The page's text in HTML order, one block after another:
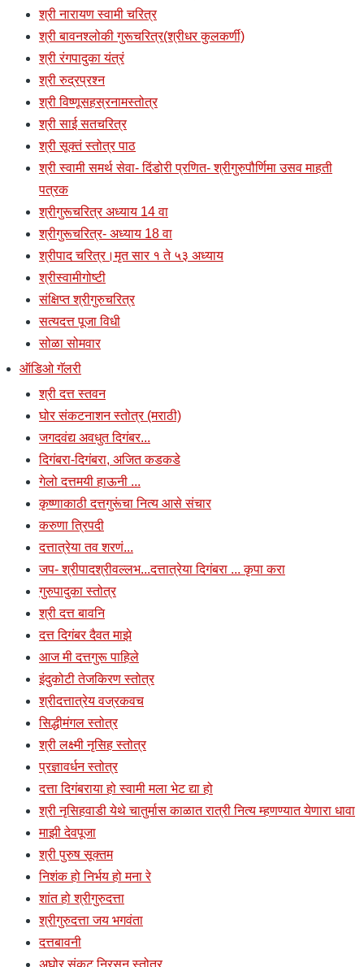
श्री नारायण स्वामी चरित्र
श्री बावनश्लोकी गुरूचरित्र(श्रीधर कुलकर्णी)
श्री रंगपादुका यंत्रं
श्री रुद्रप्रश्न
श्री विष्णूसहस्रनामस्तोत्र
श्री साई सतचरित्र
श्री सूक्तं स्तोत्र पाठ
श्री स्वामी समर्थ सेवा- दिंडोरी प्रणित- श्रीगुरुपौर्णिमा उसव माहती
पत्रक
श्रीगुरूचरित्र अध्याय 14 वा
श्रीगुरूचरित्र- अध्याय 18 वा
श्रीपाद चरित्र।मृत सार १ ते ५३ अध्याय
श्रीस्वामीगोष्टी
संक्षिप्त श्रीगुरुचरित्र
सत्यदत्त पूजा विधी
सोळा सोमवार
ऑडिओ गॅलरी
श्री दत्त स्तवन
घोर संकटनाशन स्तोत्र (मराठी)
जगदवंद्य अवधुत दिगंबर...
दिगंबरा-दिगंबरा, अजित कडकडे
गेलो दत्तमयी हाऊनी ...
कृष्णाकाठी दत्तगुरूंचा नित्य आसे संचार
करुणा त्रिपदी
दत्तात्रेया तव शरणं...
जप- श्रीपादश्रीवल्लभ...दत्तात्रेया दिगंबरा ... कृपा करा
गुरुपादुका स्तोत्र
श्री दत्त बावनि
दत्त दिगंबर दैवत माझे
आज मी दत्तगुरू पाहिले
इंदुकोटी तेजकिरण स्तोत्र
श्रीदत्तात्रेय वज्रकवच
सिद्धीमंगल स्तोत्र
श्री लक्ष्मी नृसिह स्तोत्र
प्रज्ञावर्धन स्तोत्र
दत्ता दिगंबराया हो स्वामी मला भेट द्या हो
श्री नृसिहवाडी येथे चातुर्मास काळात रात्री नित्य म्हणण्यात येणारा धावा
माझी देवपूजा
श्री पुरुष सूक्तम
निशंक हो निर्भय हो मना रे
शांत हो श्रीगुरुदत्ता
श्रीगुरुदत्ता जय भगवंता
दत्तबावनी
अघोर संकट निरसन स्तोत्र